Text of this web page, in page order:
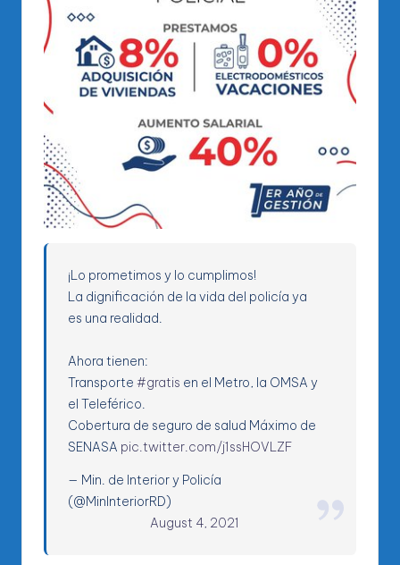
¡Lo prometimos y lo cumplimos!
La dignificación de la vida del policía ya
es una realidad.
Ahora tienen:
Transporte#gratis en el Metro, la OMSA y
el Teleférico.
Cobertura de seguro de salud Máximo de
SENASA pic.twitter.com/j1ssHOVLZF
— Min. de Interior y Policía
(@MinInteriorRD)
August 4, 2021